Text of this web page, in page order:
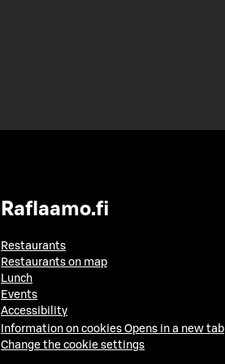
Raflaamo.fi
Restaurants
Restaurants on map
Lunch
Events
Accessibility
Information on cookies Opens in a new tab
Change the cookie settings